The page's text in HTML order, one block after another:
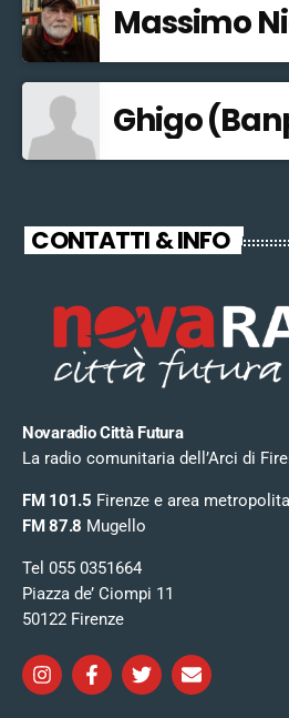
Massimo
Ghigo
CONTATTI & INFO
Novaradio Città Futura
La radio comunitaria dell’Arci di
FM 101.5 Firenze e area
FM 87.8 Mugello
Tel 055 0351664
Piazza de’ Ciompi 11
50122 Firenze